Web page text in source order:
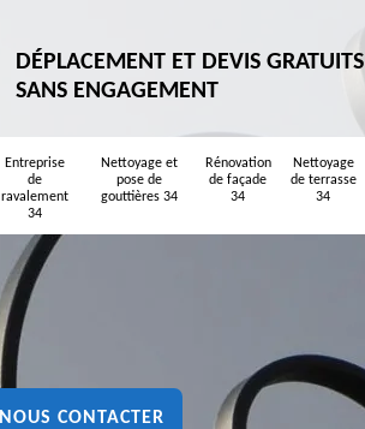
DÉPLACEMENT ET DEVIS GRATUITS
SANS ENGAGEMENT
Entreprise
de
ravalement
34
Nettoyage et
pose de
gouttières 34
Rénovation
de façade
34
Nettoyage
de terrasse
34
NOUS CONTACTER